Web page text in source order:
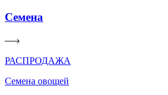
Семена
РАСПРОДАЖА
Семена овощей